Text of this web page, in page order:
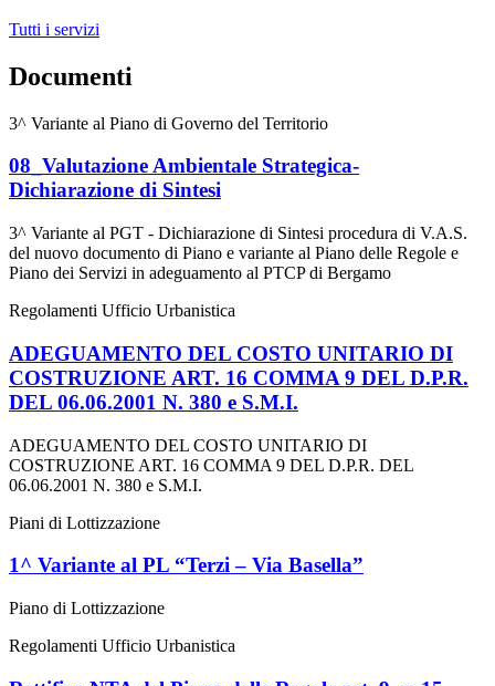
Tutti i servizi
Documenti
3^ Variante al Piano di Governo del Territorio
08_Valutazione Ambientale Strategica-
Dichiarazione di Sintesi
3^ Variante al PGT - Dichiarazione di Sintesi procedura di V.A.S.
del nuovo documento di Piano e variante al Piano delle Regole e
Piano dei Servizi in adeguamento al PTCP di Bergamo
Regolamenti Ufficio Urbanistica
ADEGUAMENTO DEL COSTO UNITARIO DI
COSTRUZIONE ART. 16 COMMA 9 DEL D.P.R.
DEL 06.06.2001 N. 380 e S.M.I.
ADEGUAMENTO DEL COSTO UNITARIO DI
COSTRUZIONE ART. 16 COMMA 9 DEL D.P.R. DEL
06.06.2001 N. 380 e S.M.I.
Piani di Lottizzazione
1^ Variante al PL “Terzi – Via Basella”
Piano di Lottizzazione
Regolamenti Ufficio Urbanistica